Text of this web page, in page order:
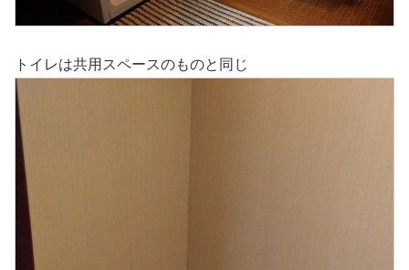
トイレは共用スペースのものと同じ